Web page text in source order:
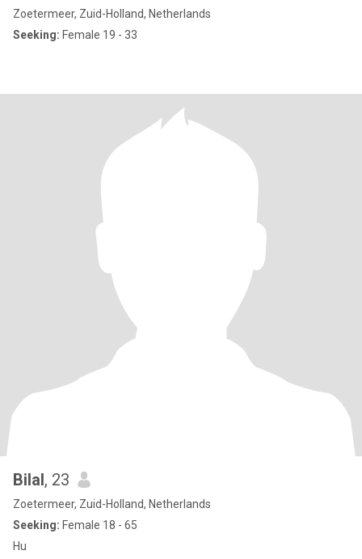
Zoetermeer, Zuid-Holland, Netherlands
Seeking: Female 19 - 33
Bilal, 23
Zoetermeer, Zuid-Holland, Netherlands
Seeking: Female 18 - 65
Hu